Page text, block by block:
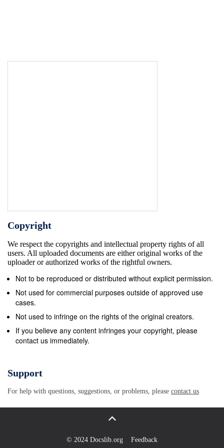
Copyright
We respect the copyrights and intellectual property rights of all
users. All uploaded documents are either original works of the
uploader or authorized works of the rightful owners.
Not to be reproduced or distributed without explicit permission.
Not used for commercial purposes outside of approved use
cases.
Not used to infringe on the rights of the original creators.
If you believe any content infringes your copyright, please
contact us immediately.
Support
For help with questions, suggestions, or problems, please contact us
© 2024 Docslib.org Feedback